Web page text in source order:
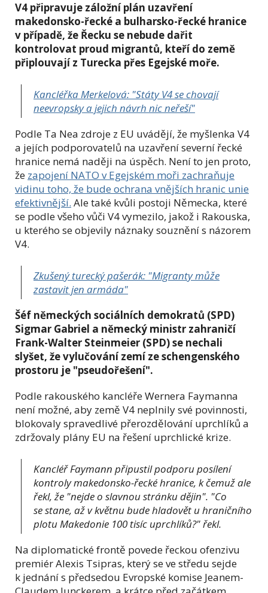
V4 připravuje záložní plán uzavření
makedonsko-řecké a bulharsko-řecké hranice
v případě, že Řecku se nebude dařit
kontrolovat proud migrantů, kteří do země
připlouvají z Turecka přes Egejské moře.
Kancléřka Merkelová: "Státy V4 se chovají
neevropsky a jejich návrh nic neřeší"
Podle Ta Nea zdroje z EU uvádějí, že myšlenka V4
a jejích podporovatelů na uzavření severní řecké
hranice nemá naději na úspěch. Není to jen proto,
že zapojení NATO v Egejském moři zachraňuje
vidinu toho, že bude ochrana vnějších hranic unie
efektivnější. Ale také kvůli postoji Německa, které
se podle všeho vůči V4 vymezilo, jakož i Rakouska,
u kterého se objevily náznaky souznění s názorem
V4.
Zkušený turecký pašerák: "Migranty může
zastavit jen armáda"
Šéf německých sociálních demokratů (SPD)
Sigmar Gabriel a německý ministr zahraničí
Frank-Walter Steinmeier (SPD) se nechali
slyšet, že vylučování zemí ze schengenského
prostoru je "pseudořešení".
Podle rakouského kancléře Wernera Faymanna
není možné, aby země V4 neplnily své povinnosti,
blokovaly spravedlivé přerozdělování uprchlíků a
zdržovaly plány EU na řešení uprchlické krize.
Kancléř Faymann připustil podporu posílení
kontroly makedonsko-řecké hranice, k čemuž ale
řekl, že "nejde o slavnou stránku dějin". "Co
se stane, až v květnu bude hladovět u hraničního
plotu Makedonie 100 tisíc uprchlíků?" řekl.
Na diplomatické frontě povede řeckou ofenzivu
premiér Alexis Tsipras, který se ve středu sejde
k jednání s předsedou Evropské komise Jeanem-